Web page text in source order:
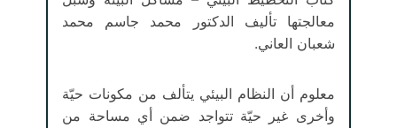
معالجتها تأليف الدكتور محمد جاسم محمد
شعبان العاني.
معلوم أن النظام البيئي يتألف من مكونات حيّة
وأخرى غير حيّة تتواجد ضمن أي مساحة من